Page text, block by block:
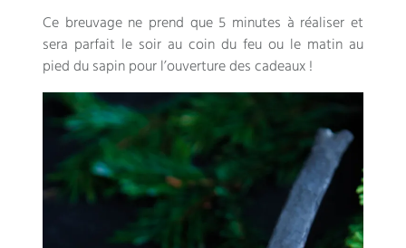
Ce breuvage ne prend que 5 minutes à réaliser et
sera parfait le soir au coin du feu ou le matin au
pied du sapin pour l’ouverture des cadeaux !